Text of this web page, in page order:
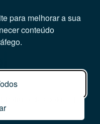
para melhorar a sua
conteúdo